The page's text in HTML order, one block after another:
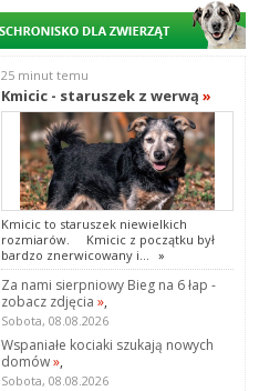
25 minut temu
Kmicic - staruszek z werwą »
Kmicic to staruszek niewielkich
rozmiarów. Kmicic z początku był
bardzo znerwicowany i... »
Za nami sierpniowy Bieg na 6 łap -
zobacz zdjęcia »,
Sobota, 08.08.2026
Wspaniałe kociaki szukają nowych
domów»,
Sobota, 08.08.2026